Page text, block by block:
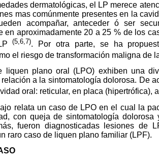
dermatológicas, el LP merece
mas comúnmente presentes en la
acompañar, anteceder ó ser
en aproximadamente 20 a 25 % de los
(5,6,7). Por otra parte, se ha
el riesgo de transformación maligna de
liquen plano oral (LPO) exhiben una
a la sintomatología dolorosa. De
oral: reticular, en placa (hipertrófica),
relata un caso de LPO en el cual la
con queja de sintomatología
fueron diagnosticadas lesiones de
raro caso de liquen plano familiar (LPF).